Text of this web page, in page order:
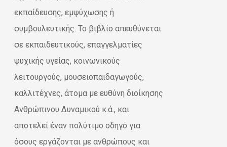
εκπαίδευσης, εμψύχωσης ή
συμβουλευτικής. Το βιβλίο απευθύνεται
σε εκπαιδευτικούς, επαγγελματίες
ψυχικής υγείας, κοινωνικούς
λειτουργούς, μουσειοπαιδαγωγούς,
καλλιτέχνες, άτομα με ευθύνη διοίκησης
Ανθρώπινου Δυναμικού κ.ά., και
αποτελεί έναν πολύτιμο οδηγό για
όσους εργάζονται με ανθρώπους και